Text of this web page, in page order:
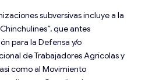
subversivas incluye a la
que antes
para la Defensa y/o
de Trabajadores Agrícolas y
como al Movimiento